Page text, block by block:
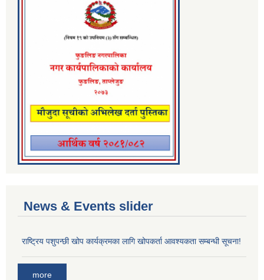
News & Events slider
राष्ट्रिय पशुपन्छी खोप कार्यक्रमका लागि खोपकर्ता आवश्यकता सम्बन्धी सूचना!
more